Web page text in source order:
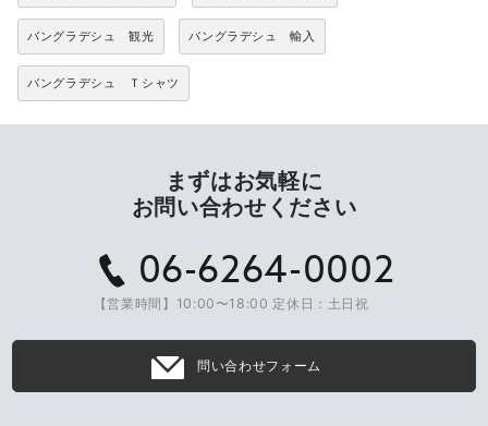
バングラデシュ 観光 バングラデシュ 輸入
バングラデシュ Ｔシャツ
まずはお気軽に
お問い合わせください
06-6264-0002
【営業時間】10:00〜18:00 定休日：土日祝
問い合わせフォーム